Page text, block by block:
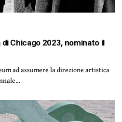
Chicago 2023, nominato il
ad assumere la direzione artistica